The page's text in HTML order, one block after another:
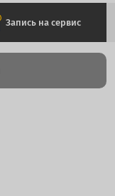
Запись на сервис